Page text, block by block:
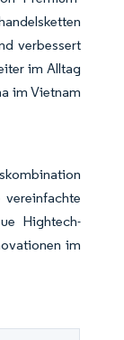
verbessert
im Alltag
im Vietnam
vereinfachte
Hightech-
im